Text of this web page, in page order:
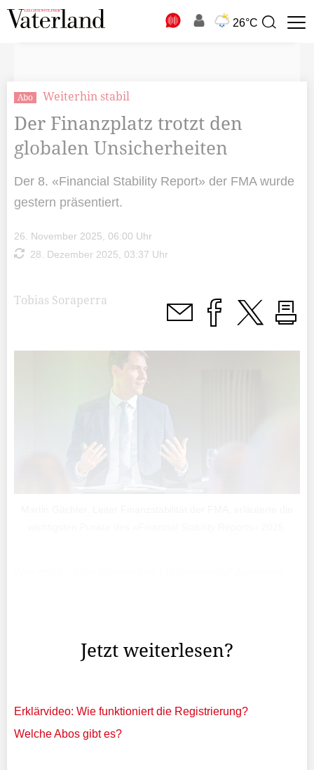
26°C
Suchbegriff
Abo Weiterhin stabil
Der Finanzplatz trotzt den
globalen Unsicherheiten
Der 8. «Financial Stability Report» der FMA wurde
gestern präsentiert.
26. November 2025, 06:00 Uhr
28. Dezember 2025, 03:37 Uhr
Tobias Soraperra
Jetzt weiterlesen?
Erklärvideo: Wie funktioniert die Registrierung?
Welche Abos gibt es?